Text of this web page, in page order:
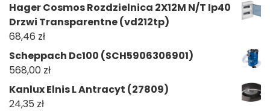
Hager Cosmos Rozdzielnica 2X12M N/T Ip40
Drzwi Transparentne (vd212tp)
68,46 zł
Scheppach Dc100 (SCH5906306901)
568,00 zł
Kanlux Elnis L Antracyt (27809)
24,35 zł